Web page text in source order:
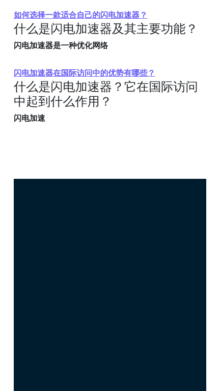
如何选择一款适合自己的闪电加速器？
什么是闪电加速器及其主要功能？
闪电加速器是一种优化网络
闪电加速器在国际访问中的优势有哪些？
什么是闪电加速器？它在国际访问
中起到什么作用？
闪电加速